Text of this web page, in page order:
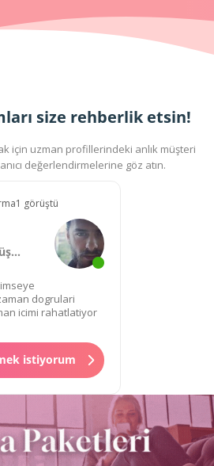
size rehberlik etsin!
için uzman profillerindeki anlık müşteri
değerlendirmelerine göz atın.
görüştü
dogrulari
icimi rahatlatiyor
istiyorum
sonra1€/dk